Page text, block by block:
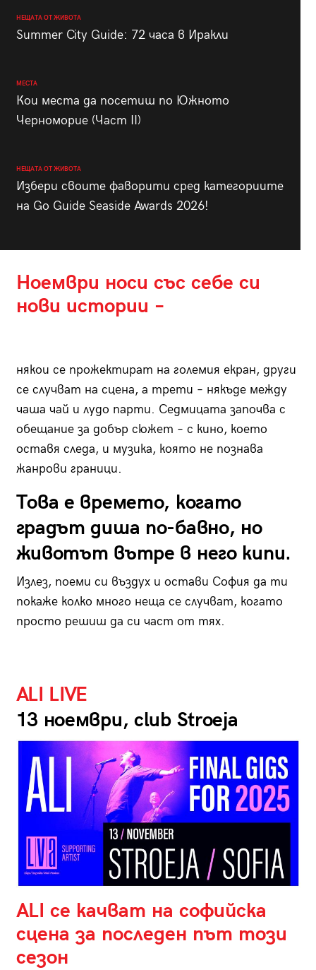
НЕЩАТА ОТ ЖИВОТА
Summer City Guide: 72 часа в Иракли
МЕСТА
Кои места да посетиш по Южното
Черноморие (Част II)
НЕЩАТА ОТ ЖИВОТА
Избери своите фаворити сред категориите
на Go Guide Seaside Awards 2026!
Ноември носи със себе си
нови истории –
някои се прожектират на големия екран, други
се случват на сцена, а трети – някъде между
чаша чай и лудо парти. Седмицата започва с
обещание за добър сюжет – с кино, което
оставя следа, и музика, която не познава
жанрови граници.
Това е времето, когато
градът диша по-бавно, но
животът вътре в него кипи.
Излез, поеми си въздух и остави София да ти
покаже колко много неща се случват, когато
просто решиш да си част от тях.
ALI LIVE
13 ноември, club Stroeja
ALI се качват на софийска
сцена за последен път този
сезон